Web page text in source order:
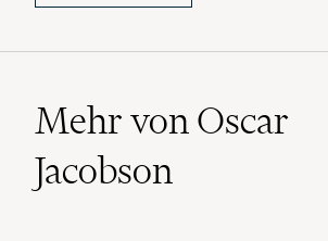
Mehr von Oscar
Jacobson